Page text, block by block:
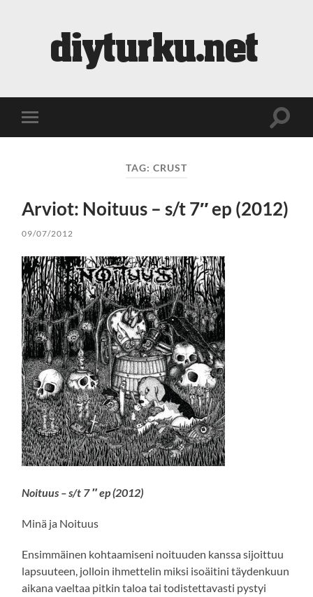
Toggle
mobile
Toggle
TAG: CRUST
Arviot: Noituus – s/t 7″ ep (2012)
09/07/2012
Noituus – s/t 7 ″ ep (2012)
Minä ja Noituus
Ensimmäinen kohtaamiseni noituuden kanssa sijoittuu
lapsuuteen, jolloin ihmettelin miksi isoäitini täydenkuun
aikana vaeltaa pitkin taloa tai todistettavasti pystyi